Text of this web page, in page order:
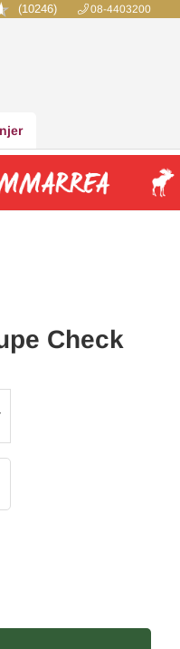
(10246) 08-4403200
Check